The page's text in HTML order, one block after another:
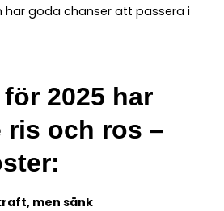
goda chanser att passera i
2025 har
ris och ros –
men sänk